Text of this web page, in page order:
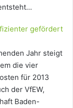
gefördert
Jahr steigt
die vier
für 2013
der VfEW,
Baden-